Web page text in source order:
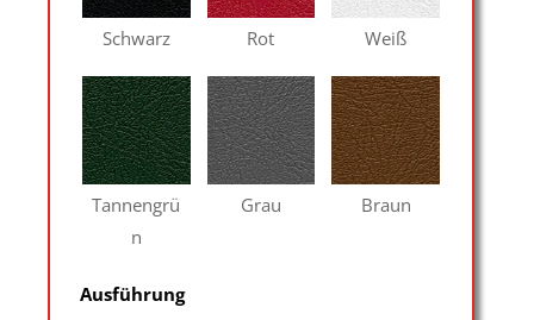
Schwarz Rot Weiß
Tannengrü
n
Grau Braun
Ausführung